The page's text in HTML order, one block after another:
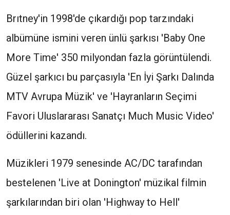
Brıtney'in 1998'de çıkardığı pop tarzındaki
albümüne ismini veren ünlü şarkısı 'Baby One
More Time' 350 milyondan fazla görüntülendi.
Güzel şarkıcı bu parçasıyla 'En İyi Şarkı Dalında
MTV Avrupa Müzik' ve 'Hayranların Seçimi
Favori Uluslararası Sanatçı Much Music Video'
ödüllerini kazandı.
Müzikleri 1979 senesinde AC/DC tarafından
bestelenen 'Live at Donington' müzikal filmin
şarkılarından biri olan 'Highway to Hell'